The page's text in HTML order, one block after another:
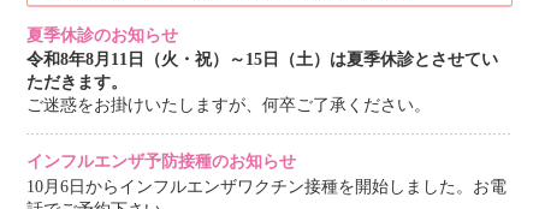
夏季休診のお知らせ
令和8年8月11日（火・祝）～15日（土）は夏季休診とさせてい
ただきます。
ご迷惑をお掛けいたしますが、何卒ご了承ください。
インフルエンザ予防接種のお知らせ
10月6日からインフルエンザワクチン接種を開始しました。お電